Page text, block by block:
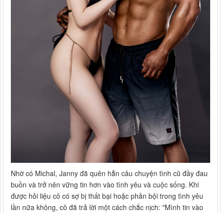
Nhờ có Michal, Janny đã quên hẳn câu chuyện tình cũ đầy đau
buồn và trở nên vững tin hơn vào tình yêu và cuộc sống. Khi
được hỏi liệu cô có sợ bị thất bại hoặc phản bội trong tình yêu
lần nữa không, cô đã trả lời một cách chắc nịch: "Mình tin vào